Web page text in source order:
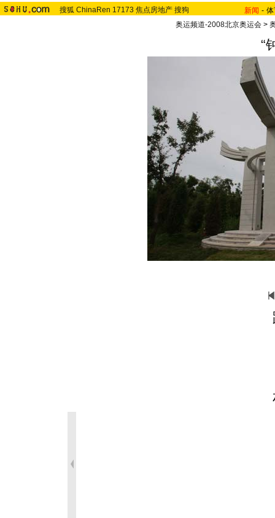
搜狐 ChinaRen 17173 焦点房地产 搜狗 新闻 -
奥运频道-2008北京奥运会 >
“